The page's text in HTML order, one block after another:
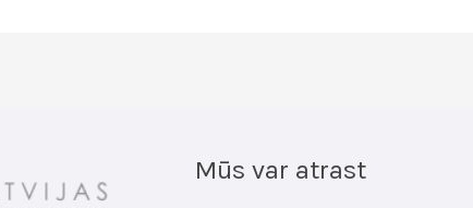
Mūs var atrast